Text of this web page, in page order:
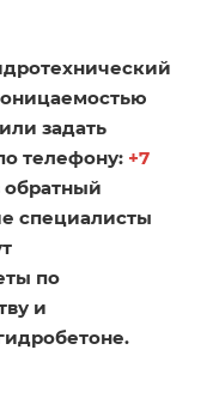
задать
телефону: +7
обратный
специалисты
по
и